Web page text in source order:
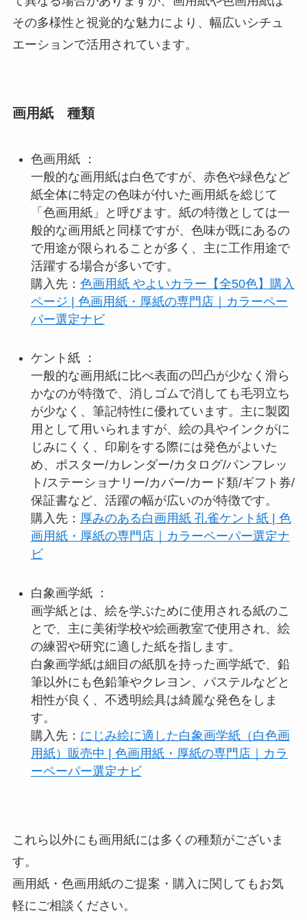
その多様性と視覚的な魅力により、幅広いシチュ
エーションで活用されています。
画用紙 種類
色画用紙 ：
一般的な画用紙は白色ですが、赤色や緑色など
紙全体に特定の色味が付いた画用紙を総じて
「色画用紙」と呼びます。紙の特徴としては一
般的な画用紙と同様ですが、色味が既にあるの
で用途が限られることが多く、主に工作用途で
活躍する場合が多いです。
購入先： 色画用紙 やよいカラー【全50色】購入
ページ | 色画用紙・厚紙の専門店｜カラーペー
パー選定ナビ
ケント紙 ：
一般的な画用紙に比べ表面の凹凸が少なく滑ら
かなのが特徴で、消しゴムで消しても毛羽立ち
が少なく、筆記特性に優れています。主に製図
用として用いられますが、絵の具やインクがに
じみにくく、印刷をする際には発色がよいた
め、ポスター/カレンダー/カタログ/パンフレッ
ト/ステーショナリー/カバー/カード類/ギフト券/
保証書など、活躍の幅が広いのが特徴です。
購入先： 厚みのある白画用紙 孔雀ケント紙 | 色
画用紙・厚紙の専門店｜カラーペーパー選定ナ
ビ
白象画学紙 ：
画学紙とは、絵を学ぶために使用される紙のこ
とで、主に美術学校や絵画教室で使用され、絵
の練習や研究に適した紙を指します。
白象画学紙は細目の紙肌を持った画学紙で、鉛
筆以外にも色鉛筆やクレヨン、パステルなどと
相性が良く、不透明絵具は綺麗な発色をしま
す。
購入先： にじみ絵に適した白象画学紙（白色画
用紙）販売中 | 色画用紙・厚紙の専門店｜カラ
ーペーパー選定ナビ
これら以外にも画用紙には多くの種類がございま
す。
画用紙・色画用紙のご提案・購入に関してもお気
軽にご相談ください。